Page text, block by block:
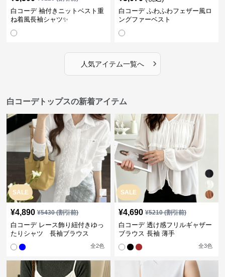
白コーデ 袖付きニットベスト重
ね着風長袖シャツ✨
白コーデ ふわふわフェザー風ロ
ングファーベスト
人気アイテム一覧へ ›
白コーデトップスの新着アイテム
SALE
¥4,890 ¥5430(割引前)
白コーデ レース飾り紐付きゆっ
たりシャツ 長袖ブラウス
全2色
SALE
¥4,690 ¥5210(割引前)
白コーデ 透け感フリルギャザー
ブラウス 長袖 薄手
全3色